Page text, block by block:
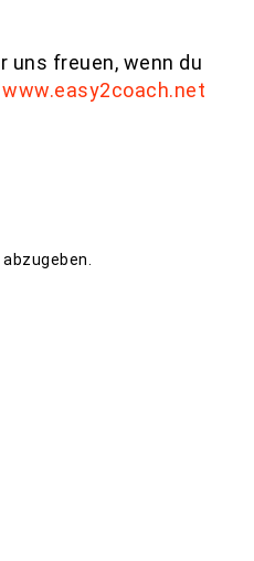
uns freuen, wenn du
www.easy2coach.net